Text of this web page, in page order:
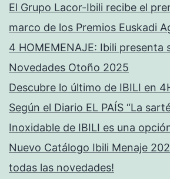
El Grupo Lacor-Ibili recibe el
marco de los Premios Euskadi
4 HOMEMENAJE: Ibili presenta
Novedades Otoño 2025
Descubre lo último de IBILI en
Según el Diario EL PAÍS “La
Inoxidable de IBILI es una
Nuevo Catálogo Ibili Menaje
todas las novedades!